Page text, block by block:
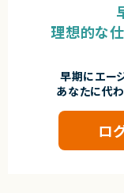
エージェントから
◎ フロントエンドからバ
◎ PoC立ち上げフェー
◎ 少数精鋭体制で裁量が
◎ フルリモート環境であ
活躍できます！
理想的な
早期にエー
あなたに代わ
ロ